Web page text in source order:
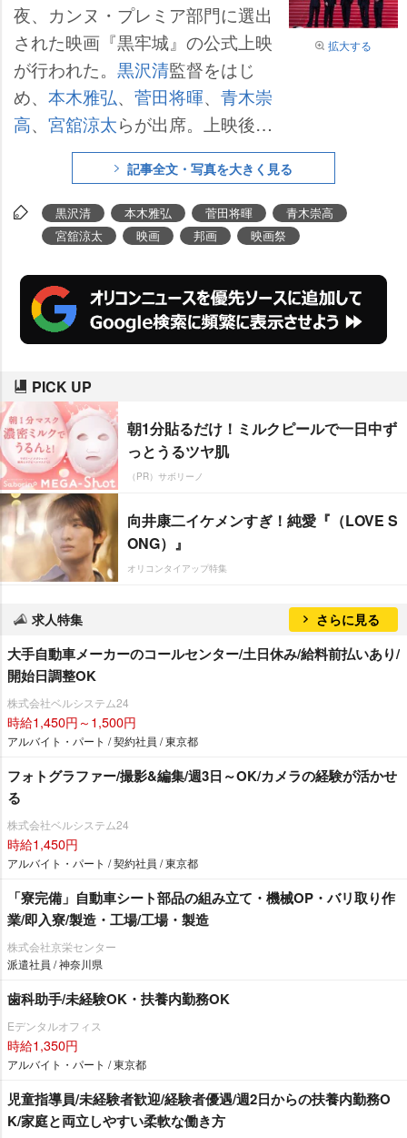
拡大する
夜、カンヌ・プレミア部門に選出
された映画『黒牢城』の公式上映
が行われた。 黒沢清監督をはじ
め、 本木雅弘、 菅田将暉、 青木崇
高、 宮舘涼太らが出席。上映後に
は、約1000人の観客によるスタン
ディングオベーションに包まれ
た。
記事全文・写真を大きく見る
黒沢清 本木雅弘 菅田将暉
青木崇高
宮舘涼太
映画 邦画 映画祭
PICK UP
朝1分貼るだけ！ミルクピールで一日中ず
っとうるツヤ肌
（PR）サボリーノ
向井康二イケメンすぎ！純愛『（LOVE S
ONG）』
オリコンタイアップ特集
求人特集 さらに見る
大手自動車メーカーのコールセンター/土日休み/給料前払いあり/
開始日調整OK
株式会社ベルシステム24
時給1,450円～1,500円
アルバイト・パート / 契約社員 / 東京都
フォトグラファー/撮影&編集/週3日～OK/カメラの経験が活かせ
る
株式会社ベルシステム24
時給1,450円
アルバイト・パート / 契約社員 / 東京都
「寮完備」自動車シート部品の組み立て・機械OP・バリ取り作
業/即入寮/製造・工場/工場・製造
株式会社京栄センター
派遣社員 / 神奈川県
歯科助手/未経験OK・扶養内勤務OK
Eデンタルオフィス
時給1,350円
アルバイト・パート / 東京都
児童指導員/未経験者歓迎/経験者優遇/週2日からの扶養内勤務O
K/家庭と両立しやすい柔軟な働き方